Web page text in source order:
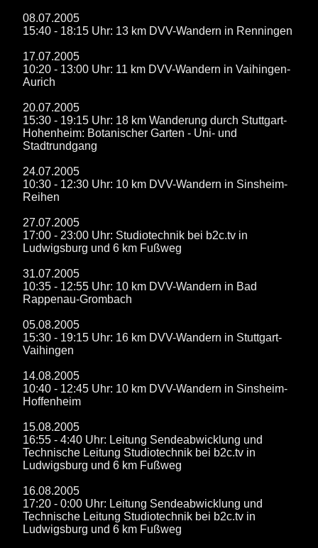
08.07.2005
15:40 - 18:15 Uhr: 13 km DVV-Wandern in Renningen
17.07.2005
10:20 - 13:00 Uhr: 11 km DVV-Wandern in Vaihingen-
Aurich
20.07.2005
15:30 - 19:15 Uhr: 18 km Wanderung durch Stuttgart-
Hohenheim: Botanischer Garten - Uni- und
Stadtrundgang
24.07.2005
10:30 - 12:30 Uhr: 10 km DVV-Wandern in Sinsheim-
Reihen
27.07.2005
17:00 - 23:00 Uhr: Studiotechnik bei b2c.tv in
Ludwigsburg und 6 km Fußweg
31.07.2005
10:35 - 12:55 Uhr: 10 km DVV-Wandern in Bad
Rappenau-Grombach
05.08.2005
15:30 - 19:15 Uhr: 16 km DVV-Wandern in Stuttgart-
Vaihingen
14.08.2005
10:40 - 12:45 Uhr: 10 km DVV-Wandern in Sinsheim-
Hoffenheim
15.08.2005
16:55 - 4:40 Uhr: Leitung Sendeabwicklung und
Technische Leitung Studiotechnik bei b2c.tv in
Ludwigsburg und 6 km Fußweg
16.08.2005
17:20 - 0:00 Uhr: Leitung Sendeabwicklung und
Technische Leitung Studiotechnik bei b2c.tv in
Ludwigsburg und 6 km Fußweg